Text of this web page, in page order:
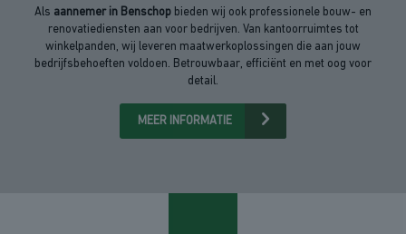
Als aannemer in Benschop bieden wij ook professionele bouw- en
renovatiediensten aan voor bedrijven. Van kantoorruimtes tot
winkelpanden, wij leveren maatwerkoplossingen die aan jouw
bedrijfsbehoeften voldoen. Betrouwbaar, efficiënt en met oog voor
detail.
MEER INFORMATIE